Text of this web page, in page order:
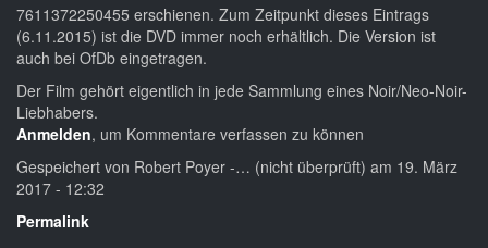
7611372250455 erschienen. Zum Zeitpunkt dieses Eintrags
(6.11.2015) ist die DVD immer noch erhältlich. Die Version ist
auch bei OfDb eingetragen.
Der Film gehört eigentlich in jede Sammlung eines Noir/Neo-Noir-
Liebhabers.
Anmelden, um Kommentare verfassen zu können
Gespeichert von Robert Poyer -… (nicht überprüft) am 19. März
2017 - 12:32
Permalink